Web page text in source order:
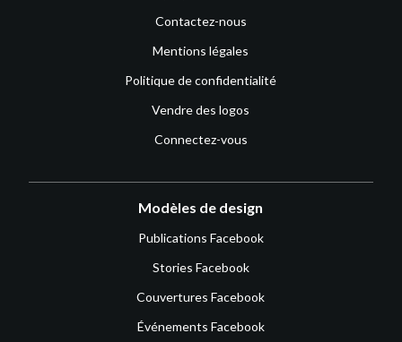
Contactez-nous
Mentions légales
Politique de confidentialité
Vendre des logos
Connectez-vous
Modèles de design
Publications Facebook
Stories Facebook
Couvertures Facebook
Événements Facebook